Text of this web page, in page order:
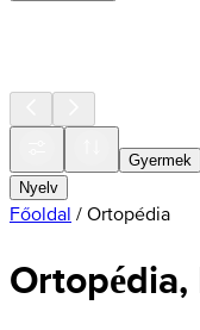
Gyermek
Nyelv
Főoldal / Ortopédia